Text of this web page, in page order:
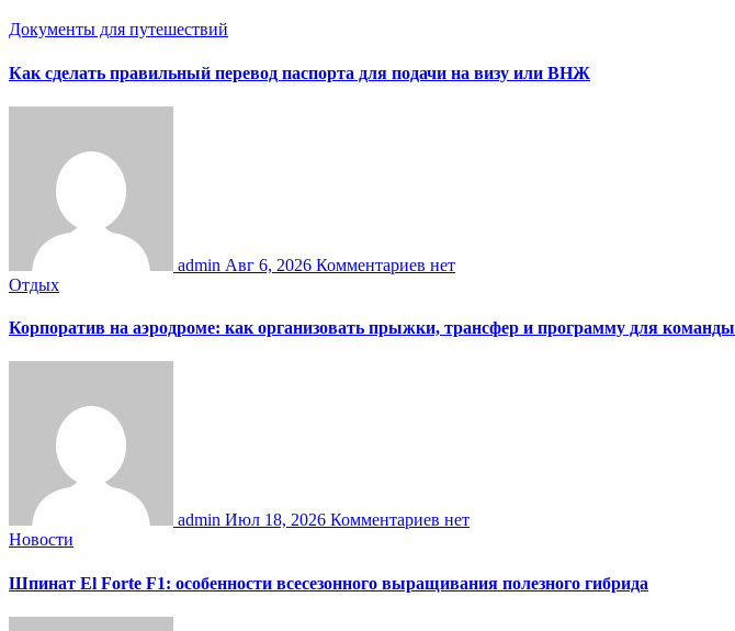
Документы для путешествий
Как сделать правильный перевод паспорта для подачи на визу или ВНЖ
admin Авг 6, 2026 Комментариев нет
Отдых
Корпоратив на аэродроме: как организовать прыжки, трансфер и программу для команды
admin Июл 18, 2026 Комментариев нет
Новости
Шпинат El Forte F1: особенности всесезонного выращивания полезного гибрида